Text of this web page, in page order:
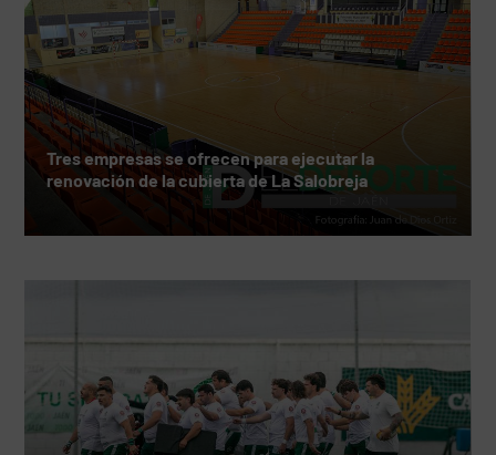
Tres empresas se ofrecen para ejecutar la
renovación de la cubierta de La Salobreja